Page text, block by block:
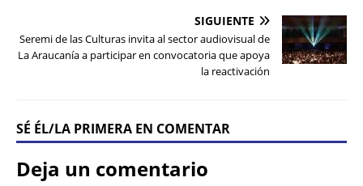
SIGUIENTE
Seremi de las Culturas invita al sector audiovisual de
La Araucanía a participar en convocatoria que apoya
la reactivación
SÉ ÉL/LA PRIMERA EN COMENTAR
Deja un comentario